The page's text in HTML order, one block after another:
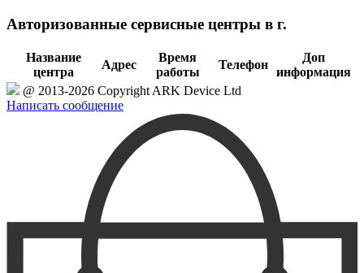
Авторизованные сервисные центры в г.
Название
центра
Адрес
Время
работы
Телефон
Доп
информация
@ 2013-2026 Copyright ARK Device Ltd
Написать сообщение